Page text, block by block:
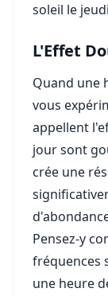
soleil le
L'Effet
Quand une
vous
appellent
jour sont
crée une
Pensez-y
fréquences
une heure